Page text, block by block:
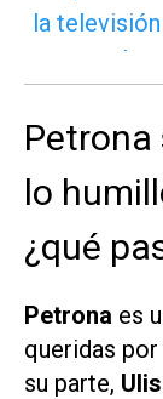
Petrona
lo
¿qué
Petrona es
queridas
su parte,